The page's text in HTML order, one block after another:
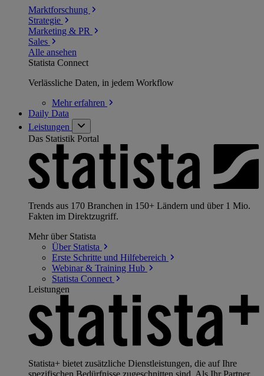
Marktforschung
Strategie
Marketing & PR
Sales
Alle ansehen
Statista Connect
Verlässliche Daten, in jedem Workflow
Mehrerfahren
Daily Data
Leistungen
Das Statistik Portal
Trends aus 170 Branchen in 150+ Ländern und über 1 Mio.
Fakten im Direktzugriff.
Mehr über Statista
Über Statista
Erste Schritte und Hilfebereich
Webinar & Training Hub
Statista Connect
Leistungen
Statista+ bietet zusätzliche Dienstleistungen, die auf Ihre
spezifischen Bedürfnisse zugeschnitten sind. Als Ihr Partner